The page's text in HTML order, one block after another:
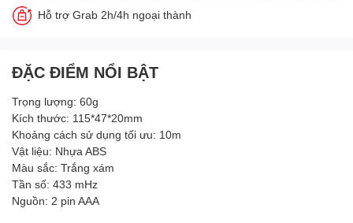
Hỗ trợ Grab 2h/4h ngoại thành
ĐẶC ĐIỂM NỔI BẬT
Trọng lượng: 60g
Kích thước: 115*47*20mm
Khoảng cách sử dụng tối ưu: 10m
Vật liệu: Nhựa ABS
Màu sắc: Trắng xám
Tần số: 433 mHz
Nguồn: 2 pin AAA